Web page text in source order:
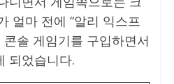
얼마 전에 “알리 익스프
솔 게임기를 구입하면서
되었습니다.